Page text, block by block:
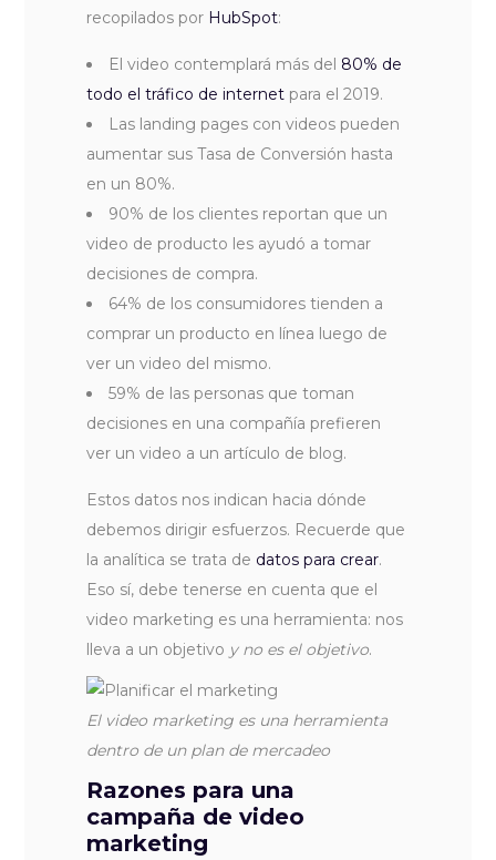
recopilados por HubSpot:
El video contemplará más del 80% de
todo el tráfico de internet para el 2019.
Las landing pages con videos pueden
aumentar sus Tasa de Conversión hasta
en un 80%.
90% de los clientes reportan que un
video de producto les ayudó a tomar
decisiones de compra.
64% de los consumidores tienden a
comprar un producto en línea luego de
ver un video del mismo.
59% de las personas que toman
decisiones en una compañía prefieren
ver un video a un artículo de blog.
Estos datos nos indican hacia dónde
debemos dirigir esfuerzos. Recuerde que
la analítica se trata de datos para crear.
Eso sí, debe tenerse en cuenta que el
video marketing es una herramienta: nos
lleva a un objetivo y no es el objetivo.
El video marketing es una herramienta
dentro de un plan de mercadeo
Razones para una
campaña de video
marketing